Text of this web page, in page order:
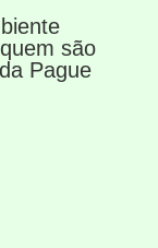
são
Pague